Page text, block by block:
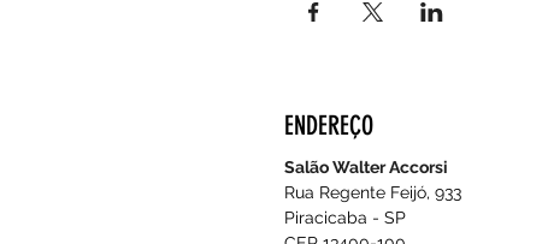
ENDEREÇO
Salão Walter Accorsi
Rua Regente Feijó, 933
Piracicaba - SP